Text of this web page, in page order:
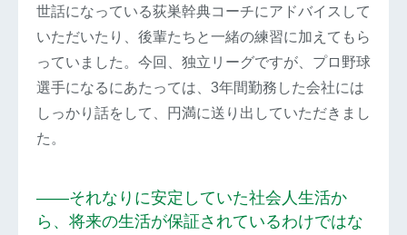
世話になっている荻巣幹典コーチにアドバイスして
いただいたり、後輩たちと一緒の練習に加えてもら
っていました。今回、独立リーグですが、プロ野球
選手になるにあたっては、3年間勤務した会社には
しっかり話をして、円満に送り出していただきまし
た。
――それなりに安定していた社会人生活か
ら、将来の生活が保証されているわけではな